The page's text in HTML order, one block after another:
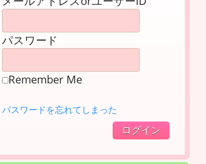
パスワード
Remember Me
パスワードを忘れてしまった